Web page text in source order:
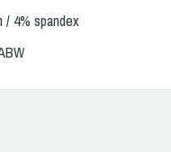
/ 4% spandex